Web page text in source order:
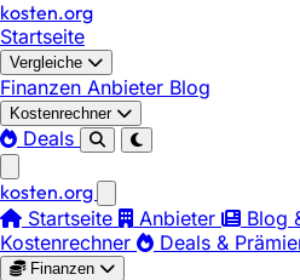
kosten.org
Startseite
Vergleiche
Finanzen Anbieter Blog
Kostenrechner
Deals
kosten.org
Startseite
Anbieter
Blog
Kostenrechner
Deals &
Finanzen